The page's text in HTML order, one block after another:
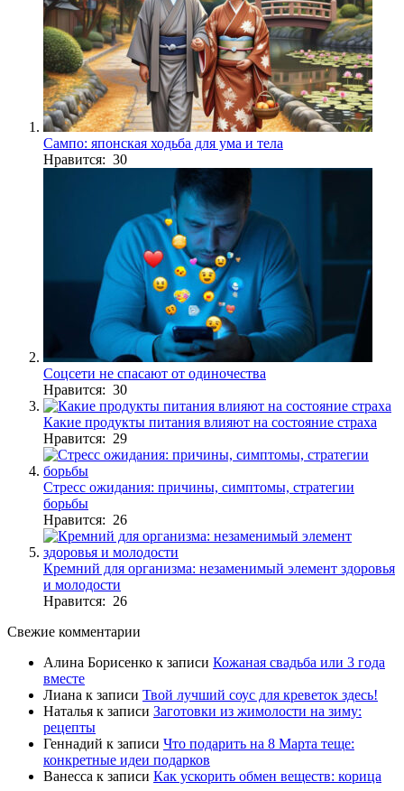
Сампо: японская ходьба для ума и тела
Нравится: 30
Соцсети не спасают от одиночества
Нравится: 30
Какие продукты питания влияют на состояние страха
Нравится: 29
Стресс ожидания: причины, симптомы, стратегии
борьбы
Нравится: 26
Кремний для организма: незаменимый элемент здоровья
и молодости
Нравится: 26
Свежие комментарии
Алина Борисенко к записи Кожаная свадьба или 3 года
вместе
Лиана к записи Твой лучший соус для креветок здесь!
Наталья к записи Заготовки из жимолости на зиму:
рецепты
Геннадий к записи Что подарить на 8 Марта теще:
конкретные идеи подарков
Ванесса к записи Как ускорить обмен веществ: корица